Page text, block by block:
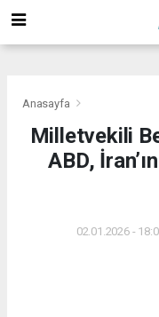
Anasayfa
Milletvekili
ABD,
02.01.2026 -